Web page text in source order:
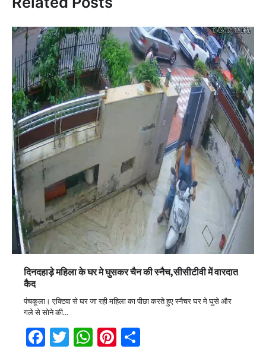
दिनदहाड़े महिला के घर मे घुसकर चैन की स्नैच,सीसीटीवी में वारदात
कैद
पंचकूला। एक्टिवा से घर जा रही महिला का पीछा करते हुए स्नैचर घर मे घुसे और
गले से सोने की…
Facebook
Twitter
WhatsApp
Pinterest